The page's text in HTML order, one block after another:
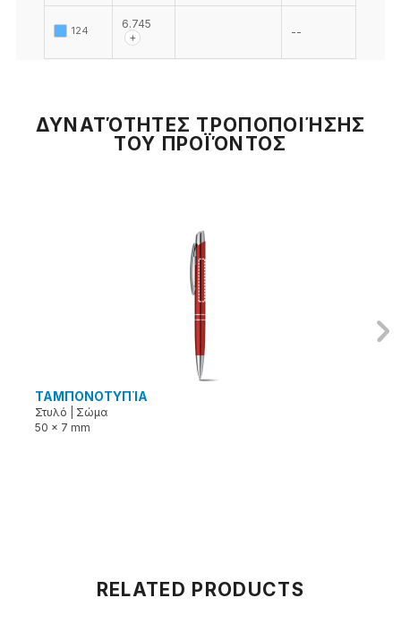
124
6.745
+
--
ΔΥΝΑΤΌΤΗΤΕΣ ΤΡΟΠΟΠΟΙΉΣΗΣ
ΤΟΥ ΠΡΟΪΌΝΤΟΣ
ΤΑΜΠΟΝΟΤΥΠΊΑ
Στυλό
Σώμα
50 x 7 mm
RELATED PRODUCTS